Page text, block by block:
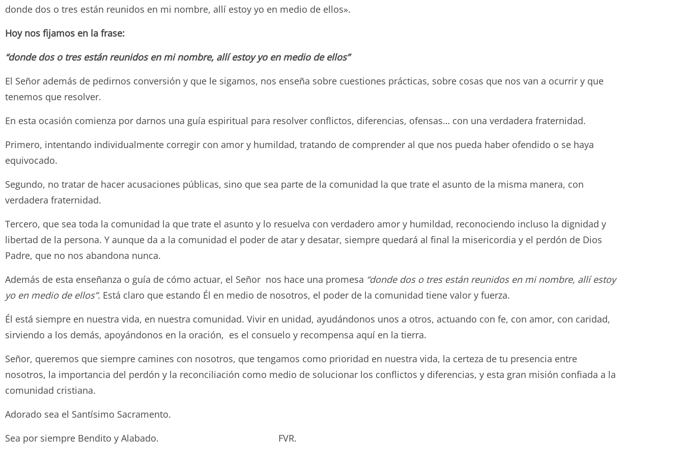
donde dos o tres están reunidos en mi nombre, allí estoy yo en medio de ellos».
Hoy nos fijamos en la frase:
“donde dos o tres están reunidos en mi nombre, allí estoy yo en medio de ellos”
El Señor además de pedirnos conversión y que le sigamos, nos enseña sobre cuestiones prácticas, sobre cosas que nos van a ocurrir y que
tenemos que resolver.
En esta ocasión comienza por darnos una guía espiritual para resolver conflictos, diferencias, ofensas… con una verdadera fraternidad.
Primero, intentando individualmente corregir con amor y humildad, tratando de comprender al que nos pueda haber ofendido o se haya
equivocado.
Segundo, no tratar de hacer acusaciones públicas, sino que sea parte de la comunidad la que trate el asunto de la misma manera, con
verdadera fraternidad.
Tercero, que sea toda la comunidad la que trate el asunto y lo resuelva con verdadero amor y humildad, reconociendo incluso la dignidad y
libertad de la persona. Y aunque da a la comunidad el poder de atar y desatar, siempre quedará al final la misericordia y el perdón de Dios
Padre, que no nos abandona nunca.
Además de esta enseñanza o guía de cómo actuar, el Señor nos hace una promesa “donde dos o tres están reunidos en mi nombre, allí estoy
yo en medio de ellos”. Está claro que estando Él en medio de nosotros, el poder de la comunidad tiene valor y fuerza.
Él está siempre en nuestra vida, en nuestra comunidad. Vivir en unidad, ayudándonos unos a otros, actuando con fe, con amor, con caridad,
sirviendo a los demás, apoyándonos en la oración, es el consuelo y recompensa aquí en la tierra.
Señor, queremos que siempre camines con nosotros, que tengamos como prioridad en nuestra vida, la certeza de tu presencia entre
nosotros, la importancia del perdón y la reconciliación como medio de solucionar los conflictos y diferencias, y esta gran misión confiada a la
comunidad cristiana.
Adorado sea el Santísimo Sacramento.
Sea por siempre Bendito y Alabado. FVR.